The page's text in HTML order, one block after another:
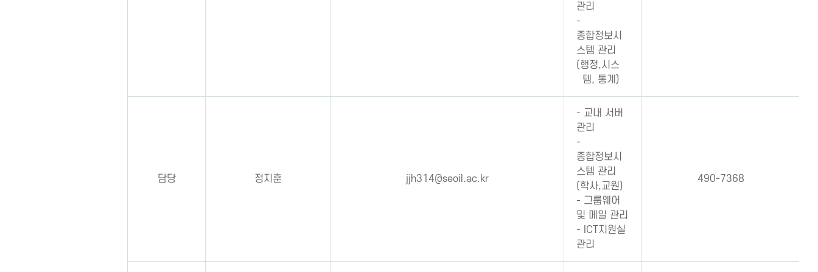
관리
-
종합정보시
스템 관리
(행정,시스
템, 통계)
담당 정지훈 jjh314@seoil.ac.kr
- 교내 서버
관리
-
종합정보시
스템 관리
(학사,교원)
- 그룹웨어
및 메일 관리
- ICT지원실
관리
490-7368